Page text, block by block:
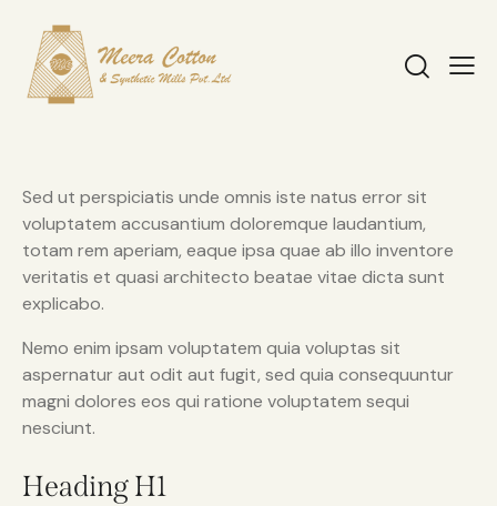
Sed ut perspiciatis unde omnis iste natus error sit
voluptatem accusantium doloremque laudantium,
totam rem aperiam, eaque ipsa quae ab illo inventore
veritatis et quasi architecto beatae vitae dicta sunt
explicabo.
Nemo enim ipsam voluptatem quia voluptas sit
aspernatur aut odit aut fugit, sed quia consequuntur
magni dolores eos qui ratione voluptatem sequi
nesciunt.
Heading H1